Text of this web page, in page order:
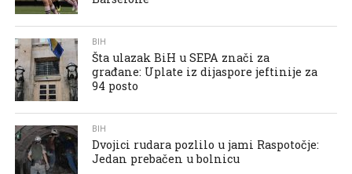
BIH
Šta ulazak BiH u SEPA znači za
građane: Uplate iz dijaspore jeftinije za
94 posto
BIH
Dvojici rudara pozlilo u jami Raspotočje:
Jedan prebačen u bolnicu